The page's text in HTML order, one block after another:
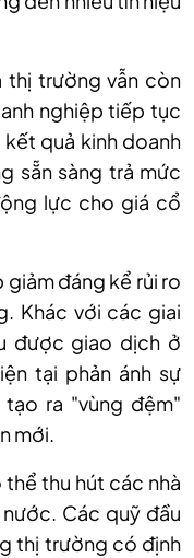
thị trường vẫn còn
nghiệp tiếp tục
quả kinh doanh
sẵn sàng trả mức
lực cho giá cổ
đáng kể rủi ro
Khác với các giai
được giao dịch ở
tại phản ánh sự
ra "vùng đệm"
mới.
thu hút các nhà
Các quỹ đầu
thị trường có định